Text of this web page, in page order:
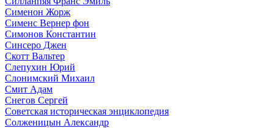
Сименон Жорж
Сименс Вернер фон
Симонов Константин
Синсеро Джен
Скотт Вальтер
Слепухин Юрий
Слонимский Михаил
Смит Адам
Снегов Сергей
Советская историческая энциклопедия
Солженицын Александр